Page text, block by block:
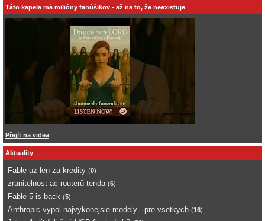
Táto kapela má milióny fanúšikov - až na to, že neexistuje
Přejít na videa
Aktuality
Fable uz len za kredity (0)
zranitelnost ac routerů tenda (6)
Fable 5 is back (5)
Anthropic vypol najvykonejsie modely - pre vsetkych (16)